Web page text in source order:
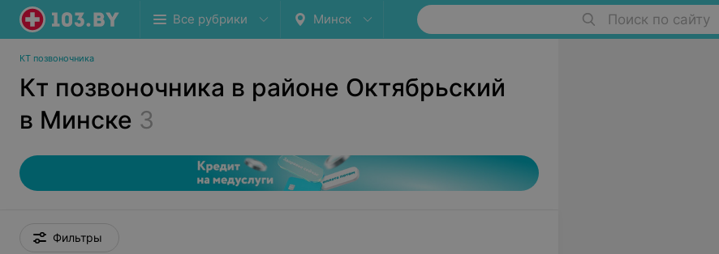
Все рубрики Минск Поиск по сайту
КТ позвоночника
Кт позвоночника в районе Октябрьский
в Минске 3
Фильтры